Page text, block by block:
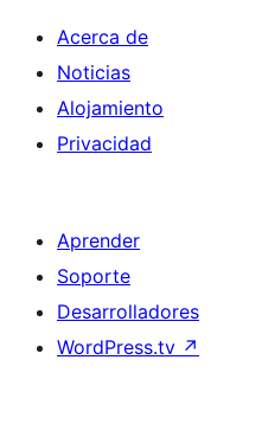
Acerca de
Noticias
Alojamiento
Privacidad
Aprender
Soporte
Desarrolladores
WordPress.tv ↗